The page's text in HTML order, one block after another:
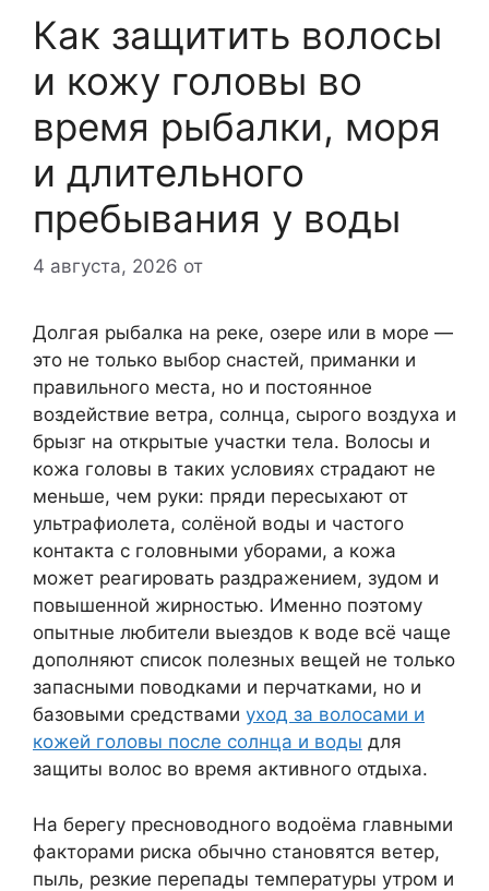
Как защитить волосы
и кожу головы во
время рыбалки, моря
и длительного
пребывания у воды
4 августа, 2026 от
Долгая рыбалка на реке, озере или в море —
это не только выбор снастей, приманки и
правильного места, но и постоянное
воздействие ветра, солнца, сырого воздуха и
брызг на открытые участки тела. Волосы и
кожа головы в таких условиях страдают не
меньше, чем руки: пряди пересыхают от
ультрафиолета, солёной воды и частого
контакта с головными уборами, а кожа
может реагировать раздражением, зудом и
повышенной жирностью. Именно поэтому
опытные любители выездов к воде всё чаще
дополняют список полезных вещей не только
запасными поводками и перчатками, но и
базовыми средствами уход за волосами и
кожей головы после солнца и воды для
защиты волос во время активного отдыха.
На берегу пресноводного водоёма главными
факторами риска обычно становятся ветер,
пыль, резкие перепады температуры утром и